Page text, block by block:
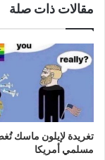
مقالات ذات صلة
تغريدة لإيلون ماسك
مسلمي أمريكا